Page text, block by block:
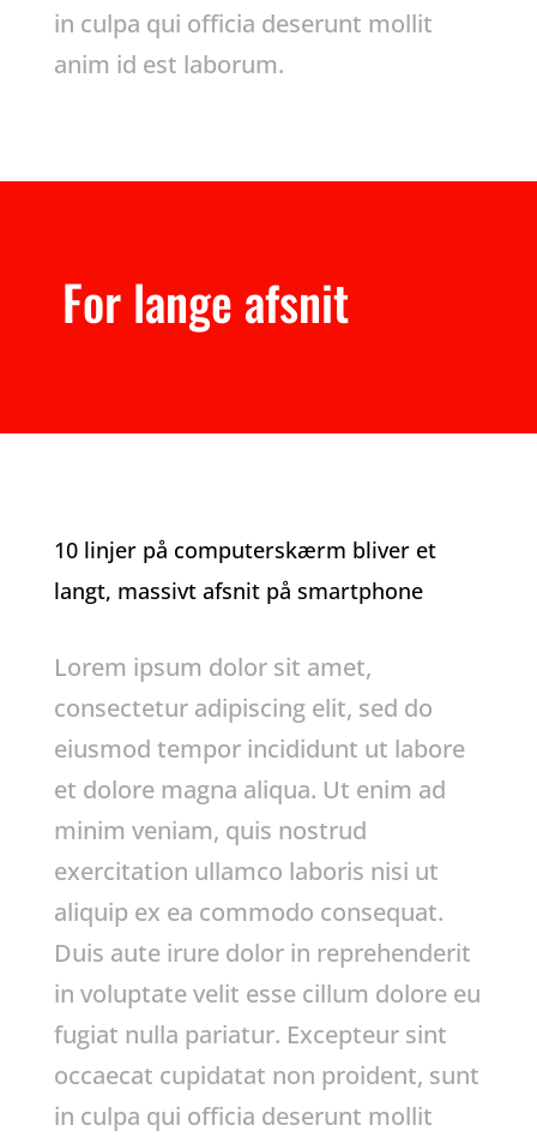
in culpa qui officia deserunt mollit
anim id est laborum.
For lange afsnit
10 linjer på computerskærm bliver et
langt, massivt afsnit på smartphone
Lorem ipsum dolor sit amet,
consectetur adipiscing elit, sed do
eiusmod tempor incididunt ut labore
et dolore magna aliqua. Ut enim ad
minim veniam, quis nostrud
exercitation ullamco laboris nisi ut
aliquip ex ea commodo consequat.
Duis aute irure dolor in reprehenderit
in voluptate velit esse cillum dolore eu
fugiat nulla pariatur. Excepteur sint
occaecat cupidatat non proident, sunt
in culpa qui officia deserunt mollit